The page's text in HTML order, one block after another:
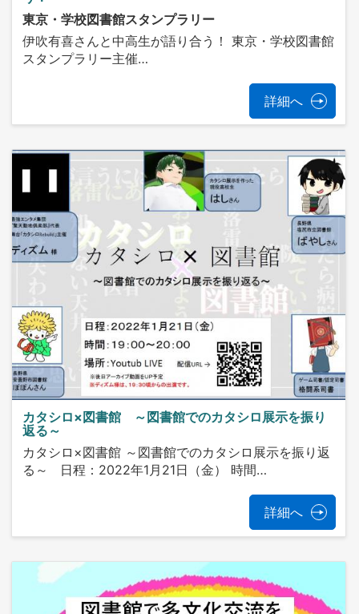
東京・学校図書館スタンプラリー
伊吹有喜さんと中高生が語り合う！ 東京・学校図書館
スタンプラリー主催…
詳細へ
カタシロ×図書館 ～図書館でのカタシロ展示を振り
返る～
カタシロ×図書館 ～図書館でのカタシロ展示を振り返
る～ 日程：2022年1月21日（金） 時間…
詳細へ